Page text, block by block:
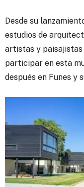
Desde su
estudios de
artistas y
participar en esta
después en Funes y